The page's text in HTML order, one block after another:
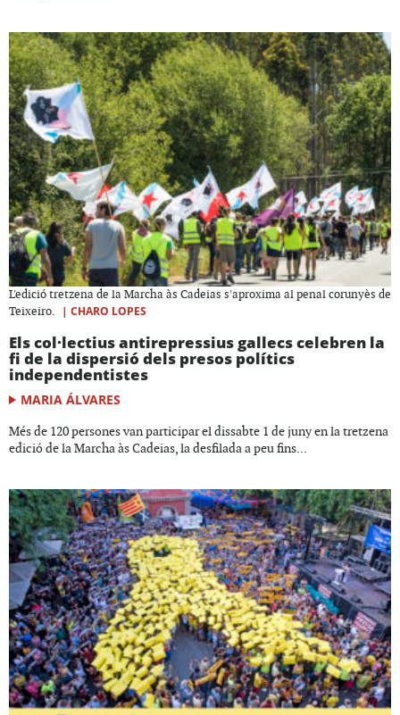
L'edició tretzena de la Marcha às Cadeias s'aproxima al penal corunyès de
Teixeiro.
| CHARO LOPES
Els col·lectius antirepressius gallecs celebren la
fi de la dispersió dels presos polítics
independentistes
MARIA ÁLVARES
Més de 120 persones van participar el dissabte 1 de juny en la tretzena
edició de la Marcha às Cadeias, la desfilada a peu fins...